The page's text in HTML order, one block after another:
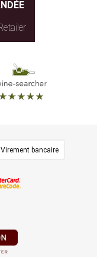
Virement bancaire